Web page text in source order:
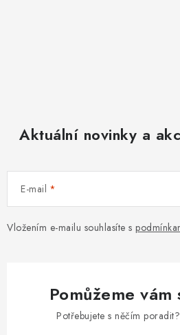
Aktuální novinky a
E-mail
Vložením e-mailu souhlasíte s
Pomůžeme
Potřebujete s něčím